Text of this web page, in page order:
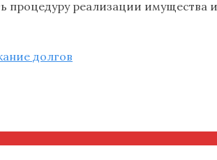
процедуру реализации
долгов